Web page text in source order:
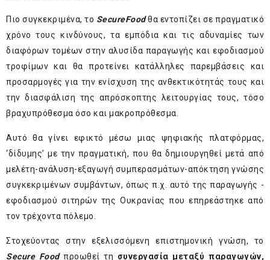
Πιο συγκεκριμένα, το SecureFoodθα εντοπίζει σε πραγματικό
χρόνο τους κινδύνους, τα εμπόδια και τις αδυναμίες των
διαφόρων τομέων στην αλυσίδα παραγωγής και εφοδιασμού
τροφίμων και θα προτείνει κατάλληλες παρεμβάσεις και
προσαρμογές για την ενίσχυση της ανθεκτικότητάς τους και
την διασφάλιση της απρόσκοπτης λειτουργίας τους, τόσο
βραχυπρόθεσμα όσο και μακροπρόθεσμα.
Αυτό θα γίνει εφικτό μέσω μιας ψηφιακής πλατφόρμας,
‘δίδυμης’ με την πραγματική, που θα δημιουργηθεί μετά από
μελέτη-ανάλυση-εξαγωγή συμπερασμάτων-απόκτηση γνώσης
συγκεκριμένων συμβάντων, όπως π.χ. αυτό της παραγωγής -
εφοδιασμού σιτηρών της Ουκρανίας που επηρεάστηκε από
τον τρέχοντα πόλεμο.
Στοχεύοντας στην εξελισσόμενη επιστημονική γνώση, το
Secure Foodπροωθεί τη συνεργασία μεταξύ παραγωγών,